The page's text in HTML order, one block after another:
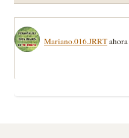
Mariano.016.JRRT